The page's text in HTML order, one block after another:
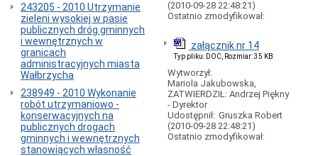
Cennik
Abonamenty
parkingowe
OSOBY
NIEPEŁNOSPRAWNE
płatne
parkowanie
Opłaty
dodatkowe
płatny
243205 - 2010 Utrzymanie
zieleni wysokiej w pasie
publicznych dróg gminnych
i wewnętrznych w
granicach
administracyjnych miasta
Wałbrzycha
238949 - 2010 Wykonanie
robót utrzymaniowo -
konserwacyjnych na
publicznych drogach
gminnych i wewnętrznych
stanowiących własność
(2010-09-28 22:48:21)
Ostatnio zmodyfikował:
załącznik nr 14
Typ pliku: DOC, Rozmiar: 35 KB
Wytworzył:
Mariola Jakubowska,
ZATWIERDZIŁ: Andrzej Piękny
- Dyrektor
Udostępnił: Gruszka Robert
(2010-09-28 22:48:21)
Ostatnio zmodyfikował: